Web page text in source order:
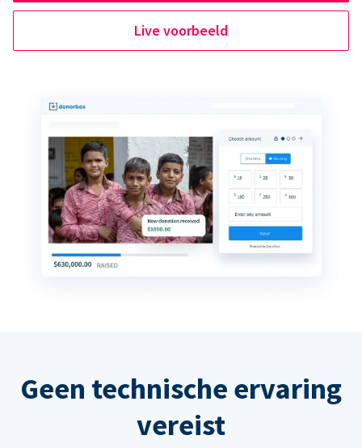
Live voorbeeld
Geen technische ervaring
vereist